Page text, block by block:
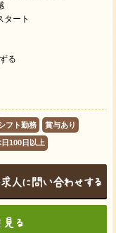
タート
る
フト勤務 賞与あり
100日以上